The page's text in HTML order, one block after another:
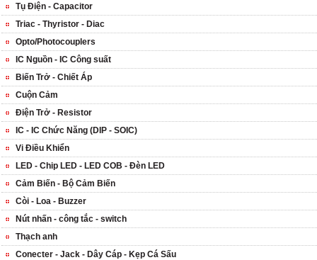
Tụ Điện - Capacitor
Triac - Thyristor - Diac
Opto/Photocouplers
IC Nguồn - IC Công suất
Biến Trở - Chiết Áp
Cuộn Cảm
Điện Trở - Resistor
IC - IC Chức Năng (DIP - SOIC)
Vi Điều Khiển
LED - Chip LED - LED COB - Đèn LED
Cảm Biến - Bộ Cảm Biến
Còi - Loa - Buzzer
Nút nhấn - công tắc - switch
Thạch anh
Conecter - Jack - Dây Cáp - Kẹp Cá Sấu